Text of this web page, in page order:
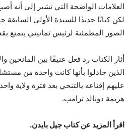
العلامات الواضحة التي تشير إلى أنه
لكن كتابًا جديدًا للسيدة الأولى
الصور المطمئنة لرئيس ثمانيني يتمتع
أثار الكتاب رد فعل عنيفًا بين المانحين
الذين جادلوا بأنها كانت واحدة من
عليهم إقناعه بالتنحي بعد فترة ولاية
هزيمة دونالد ترامب.
اقرأ المزيد عن كتاب جيل بايدن.